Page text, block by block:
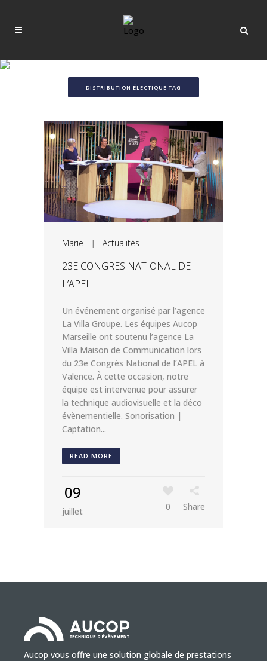
DISTRIBUTION ÉLECTIQUE TAG
Marie | Actualités
23E CONGRES NATIONAL DE
L’APEL
Un événement organisé par l’agence
La Villa Groupe. Les équipes Aucop
Marseille ont soutenu l’agence La
Villa Maison de Communication lors
du 23e Congrès National de l’APEL à
Valence. À cette occasion, notre
équipe est intervenue pour assurer
la technique audiovisuelle et la déco
évènementielle. Sonorisation |
Captation...
READ MORE
09
juillet 0 Share
Aucop vous offre une solution globale de prestations